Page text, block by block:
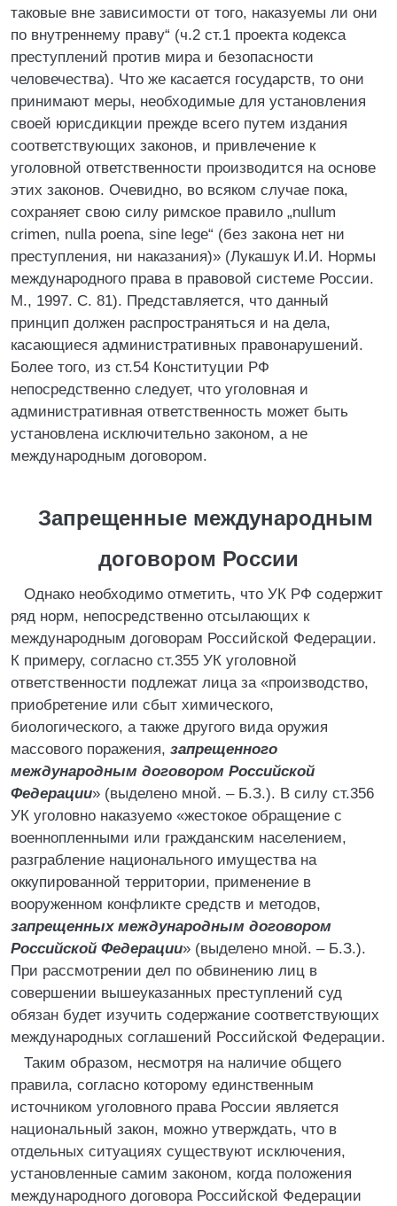
таковые вне зависимости от того, наказуемы ли они
по внутреннему праву“ (ч.2 ст.1 проекта кодекса
преступлений против мира и безопасности
человечества). Что же касается государств, то они
принимают меры, необходимые для установления
своей юрисдикции прежде всего путем издания
соответствующих законов, и привлечение к
уголовной ответственности производится на основе
этих законов. Очевидно, во всяком случае пока,
сохраняет свою силу римское правило „nullum
crimen, nulla poena, sine lege“ (без закона нет ни
преступления, ни наказания)» (Лукашук И.И. Нормы
международного права в правовой системе России.
М., 1997. С. 81). Представляется, что данный
принцип должен распространяться и на дела,
касающиеся административных правонарушений.
Более того, из ст.54 Конституции РФ
непосредственно следует, что уголовная и
административная ответственность может быть
установлена исключительно законом, а не
международным договором.
Запрещенные международным
договором России
Однако необходимо отметить, что УК РФ содержит
ряд норм, непосредственно отсылающих к
международным договорам Российской Федерации.
К примеру, согласно ст.355 УК уголовной
ответственности подлежат лица за «производство,
приобретение или сбыт химического,
биологического, а также другого вида оружия
массового поражения, запрещенного
международным договором Российской
Федерации» (выделено мной. – Б.З.). В силу ст.356
УК уголовно наказуемо «жестокое обращение с
военнопленными или гражданским населением,
разграбление национального имущества на
оккупированной территории, применение в
вооруженном конфликте средств и методов,
запрещенных международным договором
Российской Федерации» (выделено мной. – Б.З.).
При рассмотрении дел по обвинению лиц в
совершении вышеуказанных преступлений суд
обязан будет изучить содержание соответствующих
международных соглашений Российской Федерации.
Таким образом, несмотря на наличие общего
правила, согласно которому единственным
источником уголовного права России является
национальный закон, можно утверждать, что в
отдельных ситуациях существуют исключения,
установленные самим законом, когда положения
международного договора Российской Федерации